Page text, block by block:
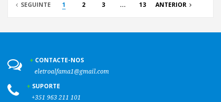
SEGUINTE 1 2 3 ... 13 ANTERIOR
CONTACTE-NOS
eletroalfama1@gmail.com
SUPORTE
+351 963 211 101